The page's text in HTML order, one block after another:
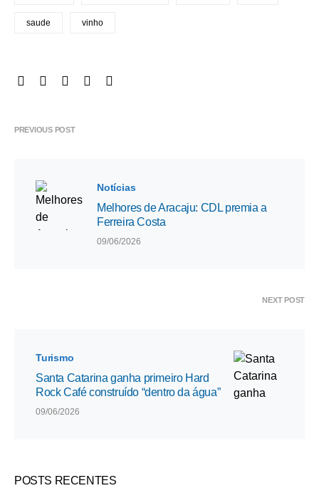
saude vinho
PREVIOUS POST
Notícias
Melhores de Aracaju: CDL premia a
Ferreira Costa
09/06/2026
NEXT POST
Turismo
Santa Catarina ganha primeiro Hard
Rock Café construído “dentro da água”
09/06/2026
POSTS RECENTES